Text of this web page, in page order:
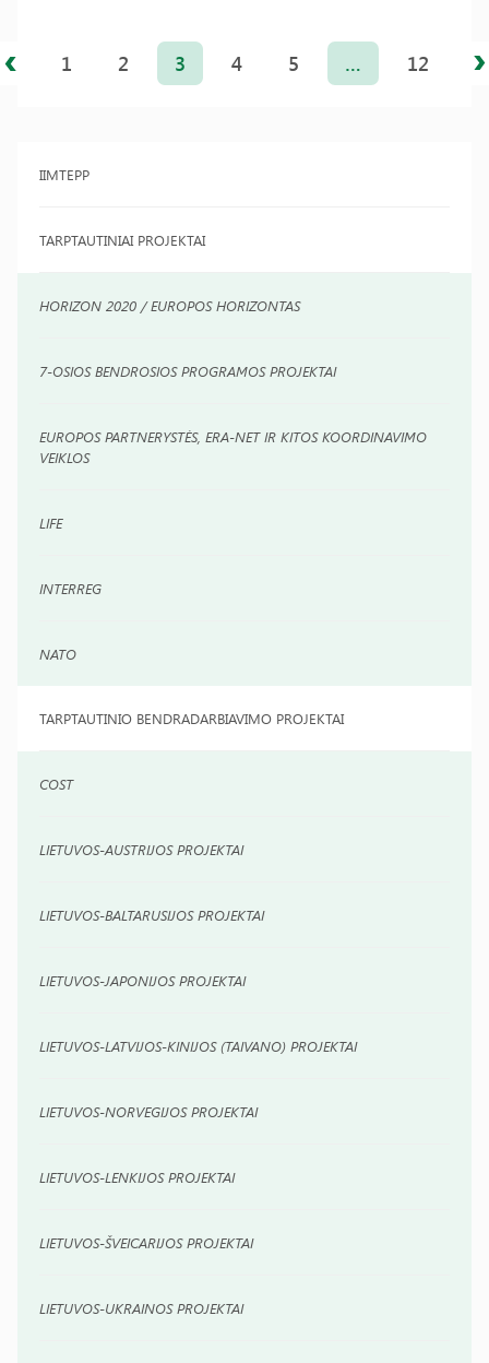
IIMTEPP
TARPTAUTINIAI PROJEKTAI
HORIZON 2020 / EUROPOS HORIZONTAS
7-OSIOS BENDROSIOS PROGRAMOS PROJEKTAI
EUROPOS PARTNERYSTĖS, ERA-NET IR KITOS KOORDINAVIMO
VEIKLOS
LIFE
INTERREG
NATO
TARPTAUTINIO BENDRADARBIAVIMO PROJEKTAI
COST
LIETUVOS-AUSTRIJOS PROJEKTAI
LIETUVOS-BALTARUSIJOS PROJEKTAI
LIETUVOS-JAPONIJOS PROJEKTAI
LIETUVOS-LATVIJOS-KINIJOS (TAIVANO) PROJEKTAI
LIETUVOS-NORVEGIJOS PROJEKTAI
LIETUVOS-LENKIJOS PROJEKTAI
LIETUVOS-ŠVEICARIJOS PROJEKTAI
LIETUVOS-UKRAINOS PROJEKTAI
puslapiavimas
1 2 3 4 5 … 12